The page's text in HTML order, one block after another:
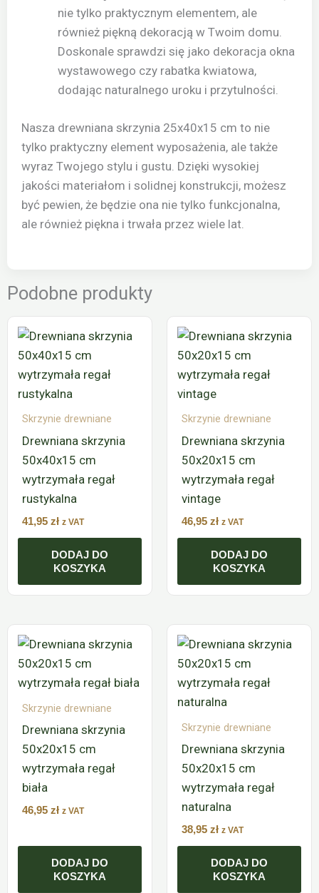
nie tylko praktycznym elementem, ale
również piękną dekoracją w Twoim domu.
Doskonale sprawdzi się jako dekoracja okna
wystawowego czy rabatka kwiatowa,
dodając naturalnego uroku i przytulności.
Nasza drewniana skrzynia 25x40x15 cm to nie
tylko praktyczny element wyposażenia, ale także
wyraz Twojego stylu i gustu. Dzięki wysokiej
jakości materiałom i solidnej konstrukcji, możesz
być pewien, że będzie ona nie tylko funkcjonalna,
ale również piękna i trwała przez wiele lat.
Podobne produkty
Skrzynie drewniane
Drewniana skrzynia
50x40x15 cm
wytrzymała regał
rustykalna
41,95 zł z VAT
DODAJ DO
KOSZYKA
Skrzynie drewniane
Drewniana skrzynia
50x20x15 cm
wytrzymała regał
vintage
46,95 zł z VAT
DODAJ DO
KOSZYKA
Skrzynie drewniane
Drewniana skrzynia
50x20x15 cm
wytrzymała regał
biała
46,95 zł z VAT
DODAJ DO
KOSZYKA
Skrzynie drewniane
Drewniana skrzynia
50x20x15 cm
wytrzymała regał
naturalna
38,95 zł z VAT
DODAJ DO
KOSZYKA